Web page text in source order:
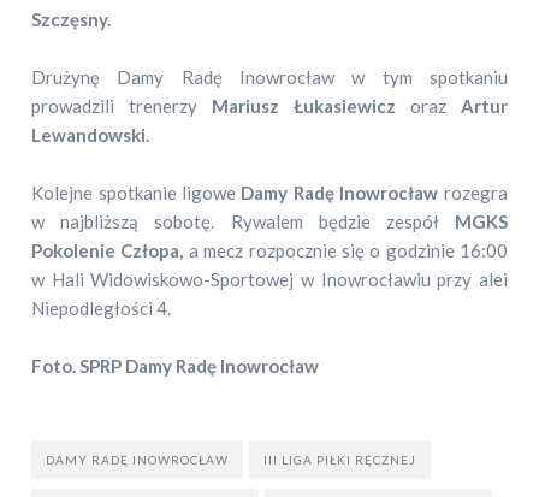
Szczęsny.
Drużynę Damy Radę Inowrocław w tym spotkaniu
prowadzili trenerzy Mariusz Łukasiewicz oraz Artur
Lewandowski.
Kolejne spotkanie ligowe Damy Radę Inowrocław rozegra
w najbliższą sobotę. Rywalem będzie zespół MGKS
Pokolenie Człopa, a mecz rozpocznie się o godzinie 16:00
w Hali Widowiskowo-Sportowej w Inowrocławiu przy alei
Niepodległości 4.
Foto. SPRP Damy Radę Inowrocław
DAMY RADĘ INOWROCŁAW III LIGA PIŁKI RĘCZNEJ